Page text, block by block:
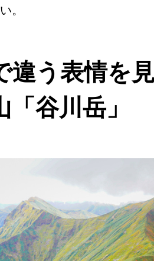
。
違う表情を
「谷川岳」